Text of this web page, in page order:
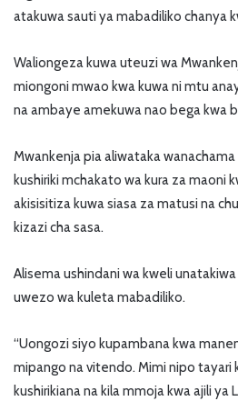
atakuwa sauti ya mabadiliko chanya
Waliongeza kuwa uteuzi wa
miongoni mwao kwa kuwa ni mtu
na ambaye amekuwa nao bega kwa
Mwankenja pia aliwataka
kushiriki mchakato wa kura za maoni
akisisitiza kuwa siasa za matusi na
kizazi cha sasa.
Alisema ushindani wa kweli
uwezo wa kuleta mabadiliko.
“Uongozi siyo kupambana kwa
mipango na vitendo. Mimi nipo tayari
kushirikiana na kila mmoja kwa ajili ya